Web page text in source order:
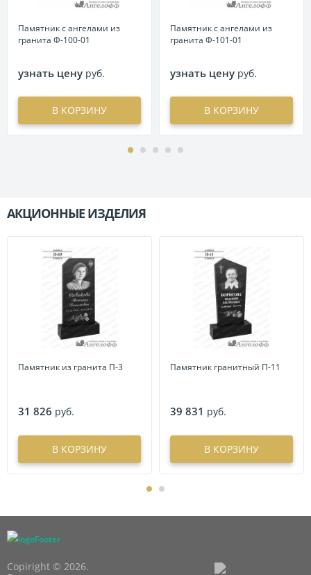
Памятник с ангелами из
гранита Ф-100-01
узнать цену руб.
В КОРЗИНУ
Памятник с ангелами из
гранита Ф-101-01
узнать цену руб.
В КОРЗИНУ
АКЦИОННЫЕ ИЗДЕЛИЯ
Памятник из гранита П-3
31 826 руб.
В КОРЗИНУ
Памятник гранитный П-11
39 831 руб.
В КОРЗИНУ
Copiright © 2026.